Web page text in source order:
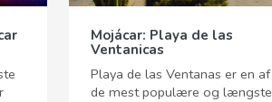
Mojácar: Playa de las
Ventanicas
Playa de las Ventanas er en af
de mest populære og længste